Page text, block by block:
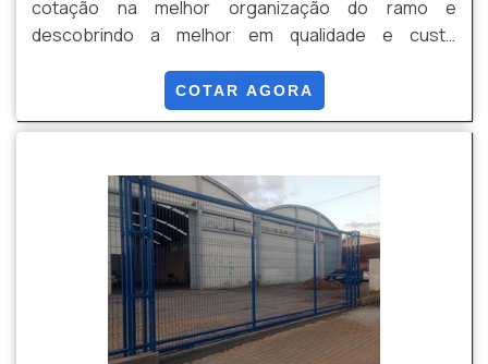
cotação na melhor organização do ramo e
descobrindo a melhor em qualidade e custo
os profissionais especializados da Paraná Telas o
cliente conseguirá proteção com soluções para
necessário para a fixação deste tipo de cercamento.
MAIS INFORM...
COTAR AGORA